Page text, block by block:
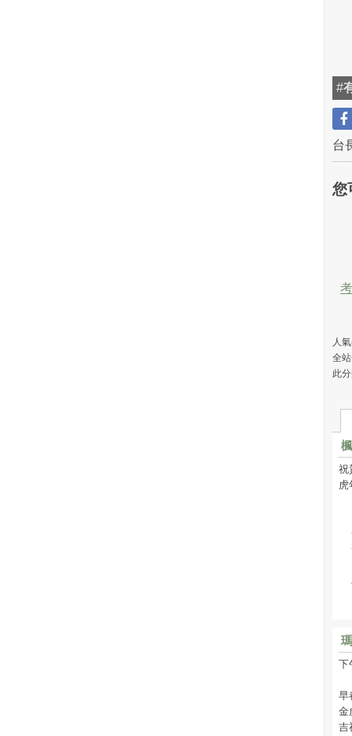
#
台
您
人
全
此
祝
虎
下
早
金
吉